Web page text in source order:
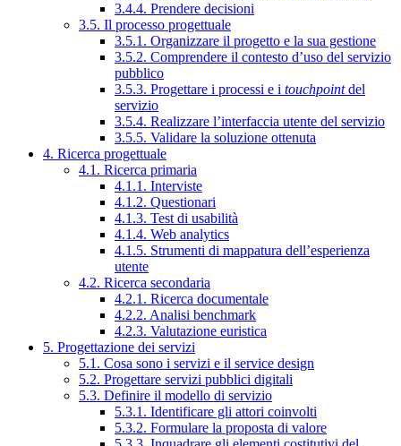
3.4.4. Prendere decisioni
3.5. Il processo progettuale
3.5.1. Organizzare il progetto e la sua gestione
3.5.2. Comprendere il contesto d’uso del servizio
pubblico
3.5.3. Progettare i processi e i touchpointdel
servizio
3.5.4. Realizzare l’interfaccia utente del servizio
3.5.5. Validare la soluzione ottenuta
4. Ricerca progettuale
4.1. Ricerca primaria
4.1.1. Interviste
4.1.2. Questionari
4.1.3. Test di usabilità
4.1.4. Web analytics
4.1.5. Strumenti di mappatura dell’esperienza
utente
4.2. Ricerca secondaria
4.2.1. Ricerca documentale
4.2.2. Analisi benchmark
4.2.3. Valutazione euristica
5. Progettazione dei servizi
5.1. Cosa sono i servizi e il service design
5.2. Progettare servizi pubblici digitali
5.3. Definire il modello di servizio
5.3.1. Identificare gli attori coinvolti
5.3.2. Formulare la proposta di valore